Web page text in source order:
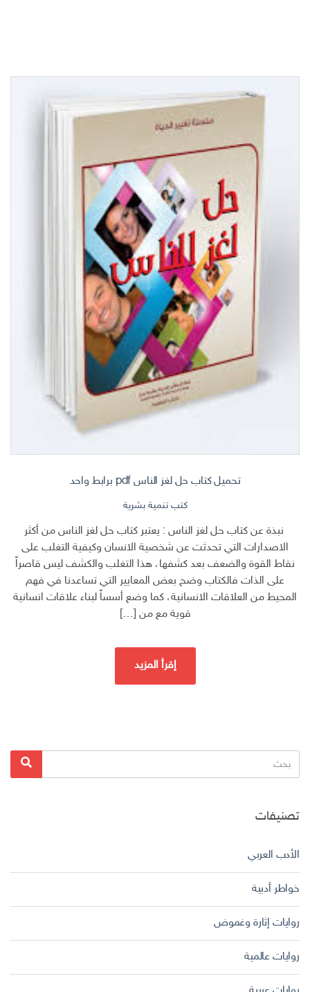
تحميل كتاب حل لغز الناس pdf برابط واحد
كتب تنمية بشرية
نبذة عن كتاب حل لغز الناس : يعتبر كتاب حل لغز الناس من أكثر
الاصدارات التي تحدثت عن شخصية الانسان وكيفية التغلب على
نقاط القوة والضعف بعد كشفها، هذا التغلب والكشف ليس قاصراً
على الذات فالكتاب وضح بعض المعايير التي تساعدنا في فهم
المحيط من العلاقات الانسانية، كما وضع أسساً لبناء علاقات انسانية
قوية مع من […]
إقرأ المزيد
البحث
عن:
بحث
تصنيفات
الأدب العربي
خواطر أدبية
روايات إثارة وغموض
روايات عالمية